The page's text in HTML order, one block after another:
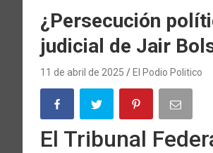
¿Persecución
judicial de Jair
11 de abril de 2025 El Podio Politico
El Tribunal